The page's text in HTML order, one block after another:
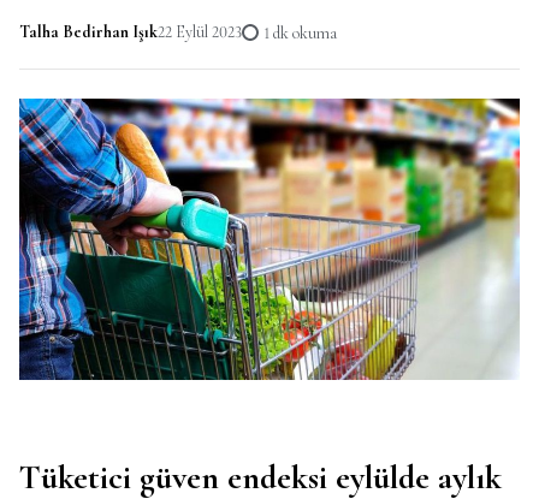
Talha Bedirhan Işık22 Eylül 2023 1 dk okuma
Tüketici güven endeksi eylülde aylık